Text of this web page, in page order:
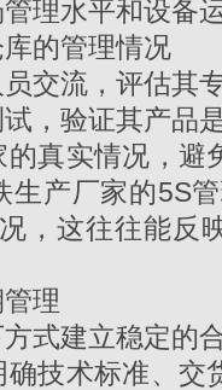
理水平和设备
的管理情况
交流，评估其
，验证其产品
真实情况，避
生产厂家的5S
，这往往能反
理
式建立稳定的
技术标准、交